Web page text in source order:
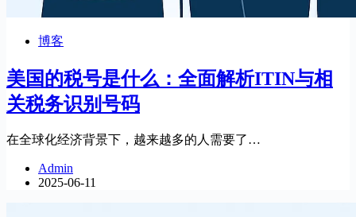
博客
美国的税号是什么：全面解析ITIN与相
关税务识别号码
在全球化经济背景下，越来越多的人需要了…
Admin
2025-06-11